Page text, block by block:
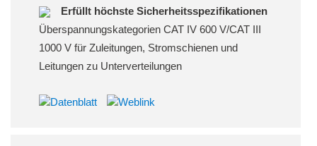
Erfüllt höchste Sicherheitsspezifikationen
Überspannungskategorien CAT IV 600 V/CAT III
1000 V für Zuleitungen, Stromschienen und
Leitungen zu Unterverteilungen